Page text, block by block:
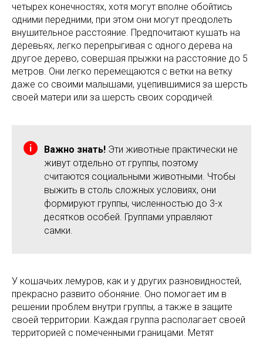
четырех конечностях, хотя могут вполне обойтись
одними передними, при этом они могут преодолеть
внушительное расстояние. Предпочитают кушать на
деревьях, легко перепрыгивая с одного дерева на
другое дерево, совершая прыжки на расстояние до 5
метров. Они легко перемещаются с ветки на ветку
даже со своими малышами, уцепившимися за шерсть
своей матери или за шерсть своих сородичей.
Важно знать! Эти животные практически не
живут отдельно от группы, поэтому
считаются социальными животными. Чтобы
выжить в столь сложных условиях, они
формируют группы, численностью до 3-х
десятков особей. Группами управляют
самки.
У кошачьих лемуров, как и у других разновидностей,
прекрасно развито обоняние. Оно помогает им в
решении проблем внутри группы, а также в защите
своей территории. Каждая группа располагает своей
территорией с помеченными границами. Метят